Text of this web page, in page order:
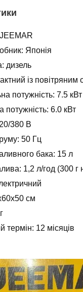
Японія
дизель
із
потужність: 7.5 кВт
потужність: 6.0 кВт
380 В
50 Гц
бака: 15 л
1,2 л/год (300 г
см
термін: 12 місяців